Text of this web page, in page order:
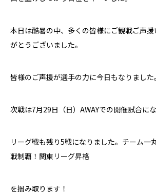
本日は酷暑の中、多くの皆様にご観戦ご声
がとうございました。
皆様のご声援が選手の力に今日もなりました。
次戦は7月29日（日） AWAYでの開催試合にな
リーグ戦も残り5戦になりました。チーム一
戦制覇！関東リーグ昇格
を掴み取ります！